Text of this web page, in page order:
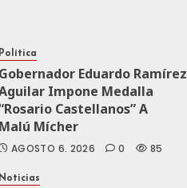
Política
Gobernador Eduardo Ramírez
Impone Medalla
Castellanos” A
Malú Mícher
AGOSTO 6, 2026 0 85
Noticias